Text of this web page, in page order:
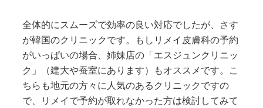
全体的にスムーズで効率の良い対応でしたが、さす
が韓国のクリニックです。もしリメイ皮膚科の予約
がいっぱいの場合、姉妹店の「エスジュンクリニッ
ク」（建大や蚕室にあります）もオススメです。こ
ちらも地元の方々に人気のあるクリニックですの
で、リメイで予約が取れなかった方は検討してみて